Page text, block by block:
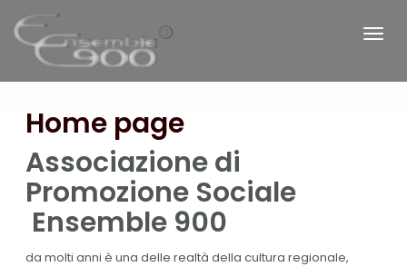
Home page
Associazione di
Promozione Sociale
Ensemble 900
da molti anni è una delle realtà della cultura regionale,